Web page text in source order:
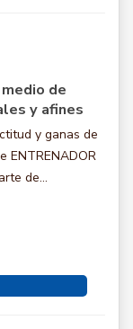
de
y afines
y ganas de
ENTRENADOR
de...